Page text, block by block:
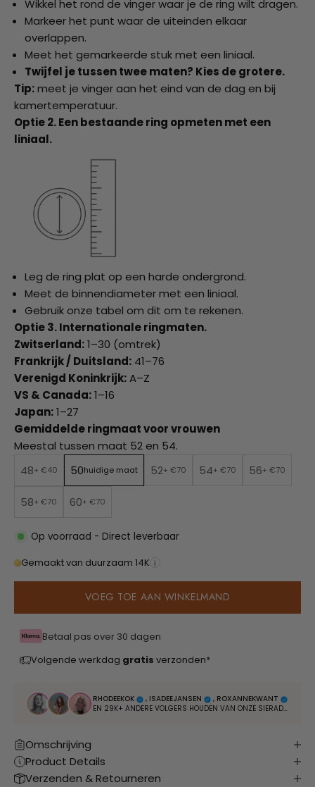
Wikkel het rond de vinger waar je de ring wilt dragen.
Markeer het punt waar de uiteinden elkaar
overlappen.
Meet het gemarkeerde stuk met een liniaal.
Twijfel je tussen twee maten? Kies de grotere.
Tip:meet je vinger aan het eind van de dag en bij
kamertemperatuur.
Optie 2. Een bestaande ring opmeten met een
liniaal.
Leg de ring plat op een harde ondergrond.
Meet de binnendiameter met een liniaal.
Gebruik onze tabel om dit om te rekenen.
Optie 3. Internationale ringmaten.
Zwitserland:1–30 (omtrek)
Frankrijk / Duitsland: 41–76
Verenigd Koninkrijk:A–Z
VS & Canada:1–16
Japan:1–27
Gemiddelde ringmaat voor vrouwen
Meestal tussen maat 52 en 54.
48+ €40 50huidige maat 52+ €70 54+ €70 56+ €70
58+ €70 60+ €70
Op voorraad - Direct leverbaar
Gemaakt van duurzaam 14K i
VOEG TOE AAN WINKELMAND
Betaal pas over 30 dagen
Volgende werkdag gratis verzonden*
RHODEEKOK , ISADEEJANSEN
, ROXANNEKWANT
EN 29K+ ANDERE VOLGERS HOUDEN VAN ONZE SIERADEN
Omschrijving
Product Details
Verzenden & Retourneren